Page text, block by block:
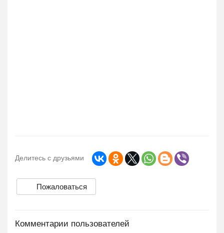
Делитесь с друзьями
Пожаловаться
Комментарии пользователей